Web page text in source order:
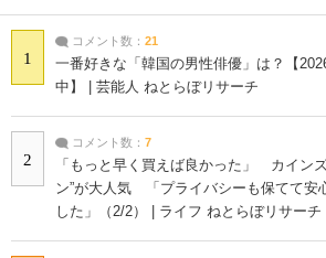
1
コメント数： 21
一番好きな「韓国の男性俳優」は？【
中】 | 芸能人 ねとらぼリサーチ
2
コメント数： 7
「もっと早く買えば良かった」 カイン
ン”が大人気 「プライバシーも保てて安
した」（2/2） | ライフ ねとらぼリサーチ